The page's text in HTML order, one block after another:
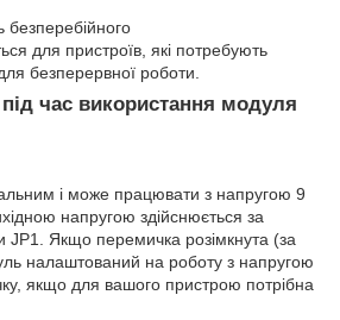
безперебійного
для пристроїв, які потребують
безперервної роботи.
час використання модуля
і може працювати з напругою 9
напругою здійснюється за
Якщо перемичка розімкнута (за
налаштований на роботу з напругою
якщо для вашого пристрою потрібна